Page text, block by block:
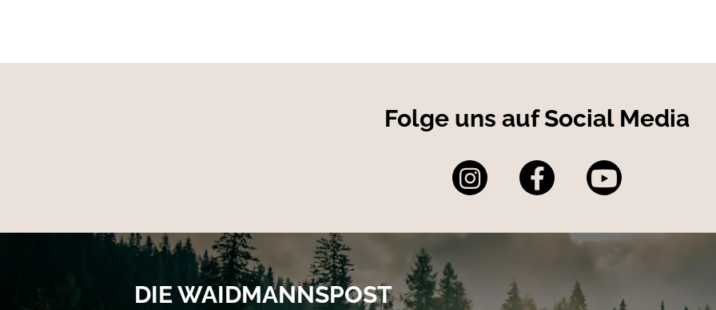
Folge uns auf Social Media
DIE WAIDMANNSPOST